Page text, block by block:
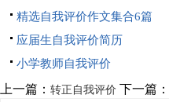
精选自我评价作文集合6篇
应届生自我评价简历
小学教师自我评价
上一篇： 转正自我评价 下一篇：